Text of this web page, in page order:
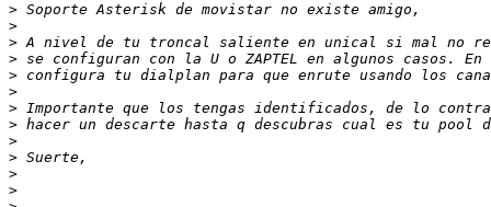
>
>
>
>
>
>
>
>
>
>
>
>